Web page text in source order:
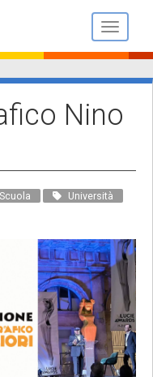
Toggle
Nino
Scuola Università